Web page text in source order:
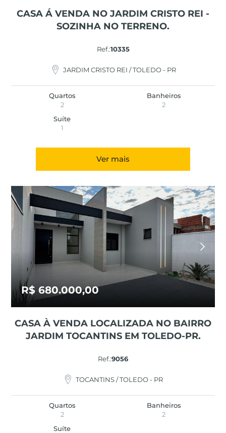
CASA Á VENDA NO JARDIM CRISTO REI -
SOZINHA NO TERRENO.
Ref.:10335
JARDIM CRISTO REI / TOLEDO - PR
Quartos
2
Banheiros
2
Suíte
1
Ver mais
R$ 680.000,00
CASA À VENDA LOCALIZADA NO BAIRRO
JARDIM TOCANTINS EM TOLEDO-PR.
Ref.:9056
TOCANTINS / TOLEDO - PR
Quartos
2
Banheiros
2
Suíte